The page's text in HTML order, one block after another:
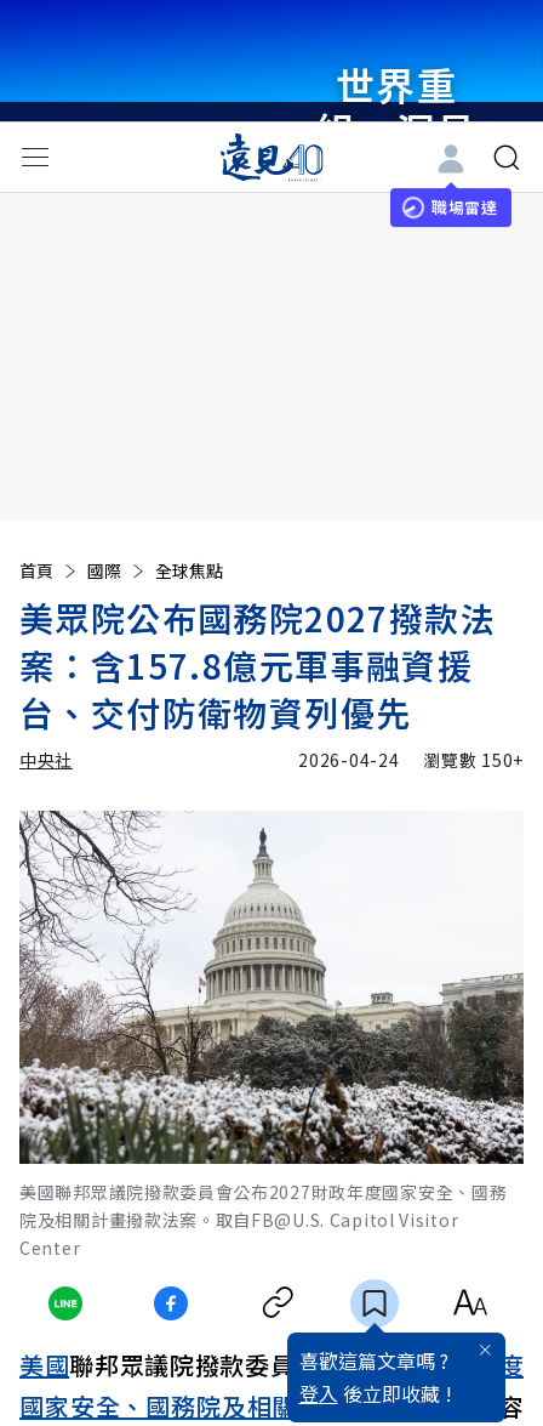
世界重
組・洞見
未來 與
世界領袖
職場雷達
首頁 國際 全球焦點
美眾院公布國務院2027撥款法
案：含157.8億元軍事融資援
台、交付防衛物資列優先
中央社 2026-04-24 瀏覽數 150+
美國聯邦眾議院撥款委員會公布2027財政年度國家安全、國務
院及相關計畫撥款法案。取自FB@U.S. Capitol Visitor
Center
喜歡這篇文章嗎 ?
登入 後立即收藏 !
美國聯邦眾議院撥款委員會公布2027財政年度
國家安全、國務院及相關計畫撥款法案，內容